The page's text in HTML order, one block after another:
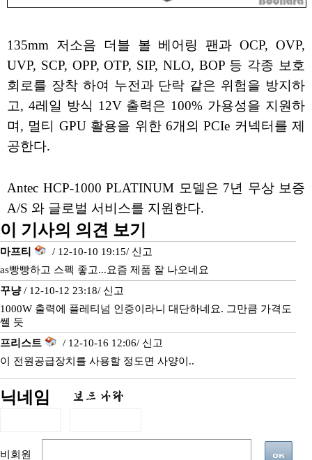
135mm 저소음 더블 볼 베어링 팬과 OCP, OVP,
UVP, SCP, OPP, OTP, SIP, NLO, BOP 등 각종 보호
회로를 장착 하여 누전과 단락 같은 위험을 방지하
고, 4레일 방식 12V 출력은 100% 가용성을 지원하
며, 멀티 GPU 활용을 위한 6개의 PCIe 커넥터를 제
공한다.
Antec HCP-1000 PLATINUM 모델은 7년 무상 보증
A/S 와 글로벌 서비스를 지원한다.
이 기사의 의견 보기
마프티 / 12-10-10 19:15/ 신고
as빵빵하고 스펙 좋고...요즘 제품 잘 나오네요
꾸냥/ 12-10-12 23:18/ 신고
1000W 출력에 플레티넘 인증이라니 대단하네요. 그만큼 가격도
쎌 듯
프리스트
/ 12-10-16 12:06/ 신고
이 전원공급장치를 사용할 정도면 사양이..
닉네임
비회원